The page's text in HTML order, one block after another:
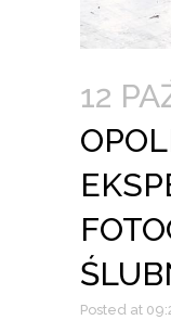
12
Posted at